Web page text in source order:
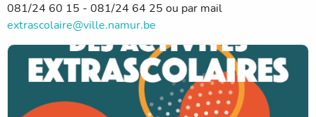
081/24 60 15 - 081/24 64 25 ou par mail
extrascolaire@ville.namur.be